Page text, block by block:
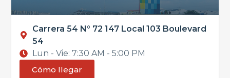
Carrera 54 N° 72 147 Local 103 Boulevard
54
Lun - Vie: 7:30 AM - 5:00 PM
Cómo llegar